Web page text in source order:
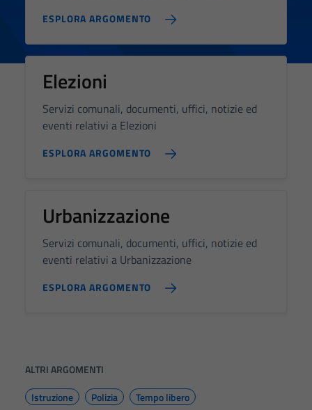
ESPLORA ARGOMENTO
Elezioni
Servizi comunali, documenti, uffici, notizie ed
eventi relativi a Elezioni
ESPLORA ARGOMENTO
Urbanizzazione
Servizi comunali, documenti, uffici, notizie ed
eventi relativi a Urbanizzazione
ESPLORA ARGOMENTO
ALTRI ARGOMENTI
Istruzione
Polizia Tempo libero